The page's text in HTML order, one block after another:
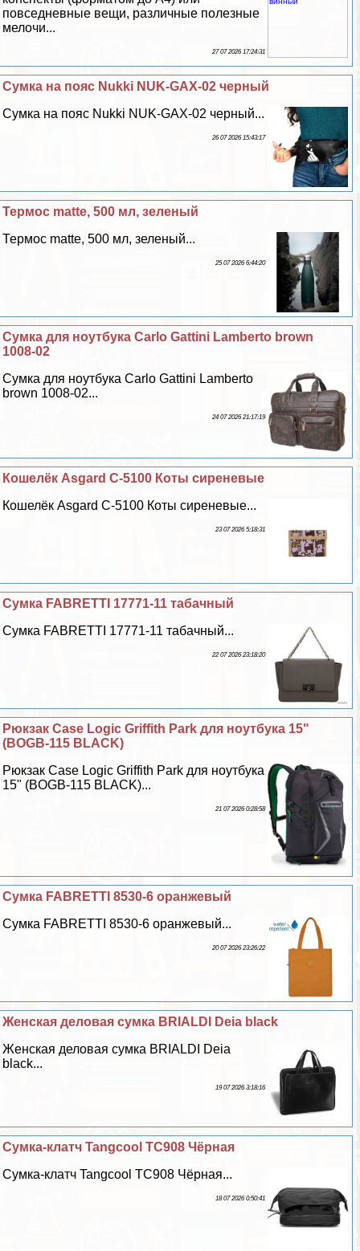
повседневные вещи, различные полезные
мелочи...
27 07 2026 17:24:31
Сумка на пояс Nukki NUK-GAX-02 черный
Сумка на пояс Nukki NUK-GAX-02 черный...
26 07 2026 15:43:17
Термос matte, 500 мл, зеленый
Термос matte, 500 мл, зеленый...
25 07 2026 6:44:20
Сумка для ноутбука Carlo Gattini Lamberto brown
1008-02
Сумка для ноутбука Carlo Gattini Lamberto
brown 1008-02...
24 07 2026 21:17:19
Кошелёк Asgard С-5100 Коты сиреневые
Кошелёк Asgard С-5100 Коты сиреневые...
23 07 2026 5:18:31
Сумка FABRETTI 17771-11 табачный
Сумка FABRETTI 17771-11 табачный...
22 07 2026 23:18:20
Рюкзак Case Logic Griffith Park для ноутбука 15"
(BOGB-115 BLACK)
Рюкзак Case Logic Griffith Park для ноутбука
15" (BOGB-115 BLACK)...
21 07 2026 0:28:58
Сумка FABRETTI 8530-6 оранжевый
Сумка FABRETTI 8530-6 оранжевый...
20 07 2026 23:26:22
Женская деловая сумка BRIALDI Deia black
Женская деловая сумка BRIALDI Deia
black...
19 07 2026 3:18:16
Сумка-клатч Tangcool TC908 Чёрная
Сумка-клатч Tangcool TC908 Чёрная...
18 07 2026 0:50:41